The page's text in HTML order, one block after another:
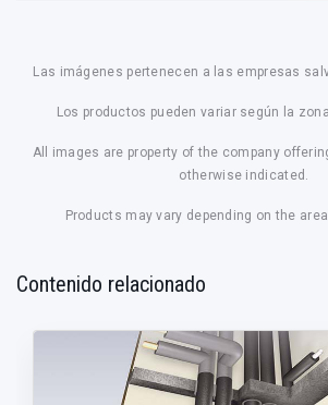
Las imágenes pertenecen a las empresas
Los productos pueden variar según la
All images are property of the company
otherwise indicated.
Products may vary depending on the
Contenido relacionado